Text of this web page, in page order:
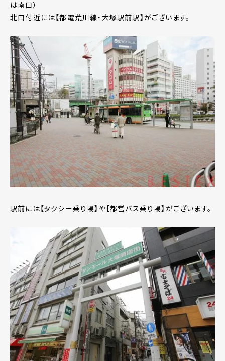
は南口）
北口付近には【都電荒川線・大塚駅前駅】がございます。
駅前には【タクシー乗り場】や【都営バス乗り場】がございます。